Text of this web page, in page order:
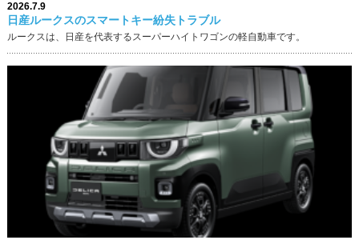
2026.7.9
日産ルークスのスマートキー紛失トラブル
ルークスは、日産を代表するスーパーハイトワゴンの軽自動車です。